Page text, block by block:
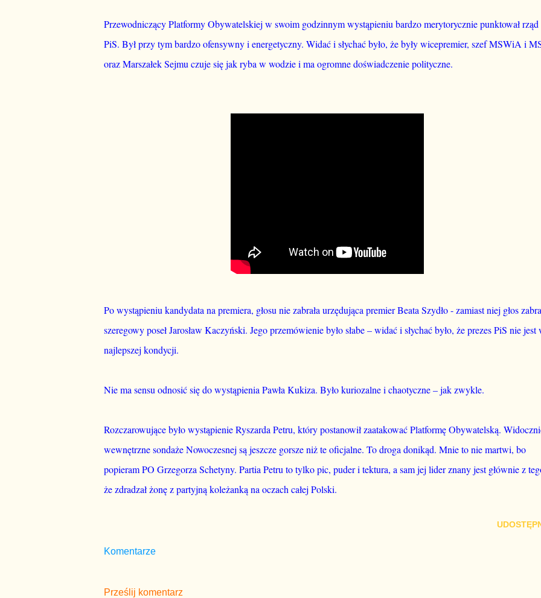
Przewodniczący Platformy Obywatelskiej w swoim godzinnym wystąpieniu bardzo merytorycznie punktował rząd
PiS. Był przy tym bardzo ofensywny i energetyczny. Widać i słychać było, że były wicepremier, szef MSWiA i
oraz Marszałek Sejmu czuje się jak ryba w wodzie i ma ogromne doświadczenie polityczne.
Po wystąpieniu kandydata na premiera, głosu nie zabrała urzędująca premier Beata Szydło - zamiast niej głos
szeregowy poseł Jarosław Kaczyński. Jego przemówienie było słabe – widać i słychać było, że prezes PiS nie jest
najlepszej kondycji.
Nie ma sensu odnosić się do wystąpienia Pawła Kukiza. Było kuriozalne i chaotyczne – jak zwykle.
Rozczarowujące było wystąpienie Ryszarda Petru, który postanowił zaatakować Platformę Obywatelską.
wewnętrzne sondaże Nowoczesnej są jeszcze gorsze niż te oficjalne. To droga donikąd. Mnie to nie martwi, bo
popieram PO Grzegorza Schetyny. Partia Petru to tylko pic, puder i tektura, a sam jej lider znany jest głównie z
że zdradzał żonę z partyjną koleżanką na oczach całej Polski.
Komentarze
Prześlij komentarz